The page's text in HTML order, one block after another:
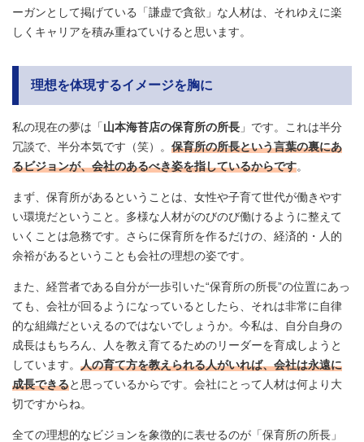
ーガンとして掲げている「謙虚で貪欲」な人材は、それゆえに楽
しくキャリアを積み重ねていけると思います。
理想を体現するイメージを胸に
私の現在の夢は「山本海苔店の保育所の所長 」です。これは半分
冗談で、半分本気です（笑）。 保育所の所長という言葉の裏にあ
るビジョンが、会社のあるべき姿を指しているからです。
まず、保育所があるということは、女性や子育て世代が働きやす
い環境だということ。多様な人材がのびのび働けるように整えて
いくことは急務です。さらに保育所を作るだけの、経済的・人的
余裕があるということも会社の理想の姿です。
また、経営者である自分が一歩引いた“保育所の所長”の位置にあっ
ても、会社が回るようになっているとしたら、それは非常に自律
的な組織だといえるのではないでしょうか。今私は、自分自身の
成長はもちろん、人を教え育てるためのリーダーを育成しようと
しています。 人の育て方を教えられる人がいれば、会社は永遠に
成長できると思っているからです。会社にとって人材は何より大
切ですからね。
全ての理想的なビジョンを象徴的に表せるのが「保育所の所長」